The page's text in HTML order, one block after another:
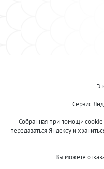
©
Сервис
Собранная при помощи cookie
передаваться Яндексу и
Вы можете